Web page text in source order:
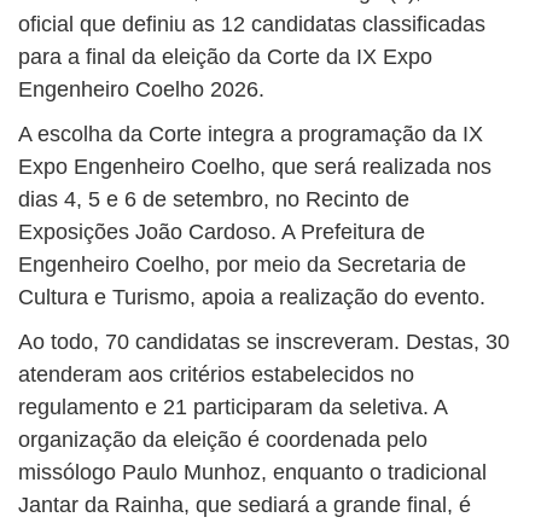
oficial que definiu as 12 candidatas classificadas
para a final da eleição da Corte da IX Expo
Engenheiro Coelho 2026.
A escolha da Corte integra a programação da IX
Expo Engenheiro Coelho, que será realizada nos
dias 4, 5 e 6 de setembro, no Recinto de
Exposições João Cardoso. A Prefeitura de
Engenheiro Coelho, por meio da Secretaria de
Cultura e Turismo, apoia a realização do evento.
Ao todo, 70 candidatas se inscreveram. Destas, 30
atenderam aos critérios estabelecidos no
regulamento e 21 participaram da seletiva. A
organização da eleição é coordenada pelo
missólogo Paulo Munhoz, enquanto o tradicional
Jantar da Rainha, que sediará a grande final, é